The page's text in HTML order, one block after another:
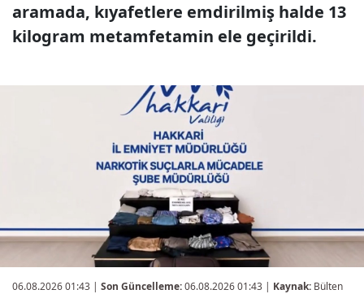
aramada, kıyafetlere emdirilmiş halde 13
kilogram metamfetamin ele geçirildi.
06.08.2026 01:43 | Son Güncelleme:06.08.2026 01:43 | Kaynak: Bülten